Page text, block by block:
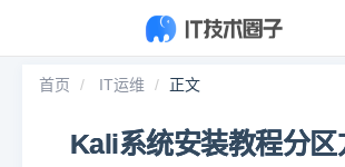
首页 IT运维 正文
Kali系统安装教程分区